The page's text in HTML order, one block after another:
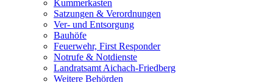
Kummerkasten
Satzungen & Verordnungen
Ver- und Entsorgung
Bauhöfe
Feuerwehr, First Responder
Notrufe & Notdienste
Landratsamt Aichach-Friedberg
Weitere Behörden